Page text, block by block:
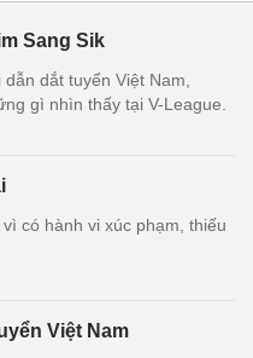
Sang Sik
dắt tuyển Việt Nam,
gì nhìn thấy tại V-League.
có hành vi xúc phạm, thiếu
Việt Nam